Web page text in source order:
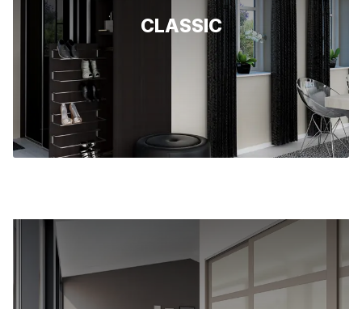
Sølv speil
Grå speil
Bronse speil
CLASSIC